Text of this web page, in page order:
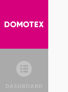
DASHBOARD